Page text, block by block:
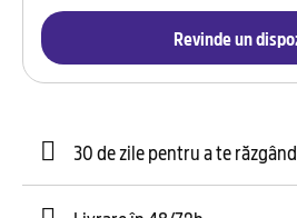
Revinde un
30 de zile pentru a te